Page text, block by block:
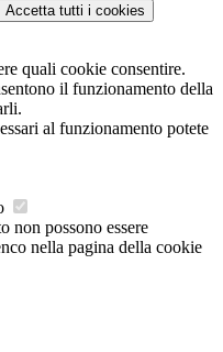
Accetta tutti i cookies
quali cookie consentire.
il funzionamento della
al funzionamento potete
non possono essere
nella pagina della cookie